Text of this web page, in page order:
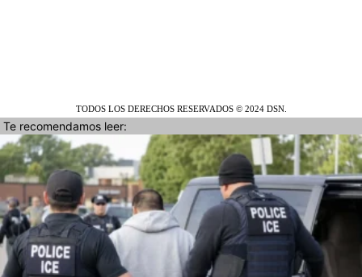
TODOS LOS DERECHOS RESERVADOS © 2024 DSN.
Te recomendamos leer: